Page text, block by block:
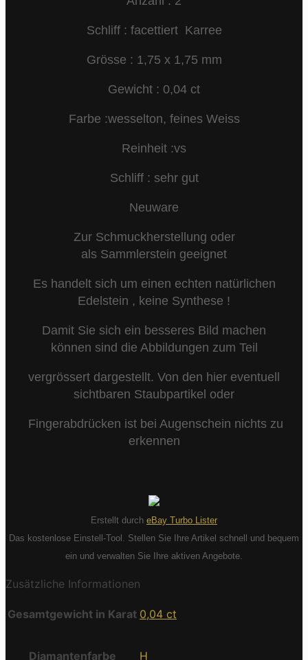
Schliff : facettiert Karree
Grösse : 1,75 x 1,75 mm
Gewicht : 0,04 ct
Farbe :wesselton, feines Weiss
Reinheit :vs
Schliff : sehr gut
Neuware
Zur Schmuckherstellung oder
als Sammlerstein geeignet
Es handelt sich um einen echten natürlichen
Edelstein , keine Synthese !
Damit Sie sich ein besseres Bild machen
können sind die Abbildungen zum Teil
vergrössert dargestellt. Von den hier eventuell
sichtbaren Staubpartikel oder
Fingerabdrücken ist bei Augenschein nichts zu
erkennen
Erstellt durch eBay Turbo Lister
Das kostenlose Einstell-Tool. Stellen Sie Ihre Artikel schnell und bequem
ein und verwalten Sie Ihre aktiven Angebote.
Zusätzliche Informationen
Gesamtgewicht in Karat 0,04 ct
Diamantenfarbe H